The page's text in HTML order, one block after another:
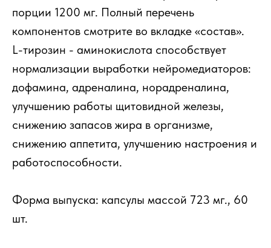
порции 1200 мг. Полный перечень
компонентов смотрите во вкладке «состав».
L-тирозин - аминокислота способствует
нормализации выработки нейромедиаторов:
дофамина, адреналина, норадреналина,
улучшению работы щитовидной железы,
снижению запасов жира в организме,
снижению аппетита, улучшению настроения и
работоспособности.
Форма выпуска: капсулы массой 723 мг., 60
шт.